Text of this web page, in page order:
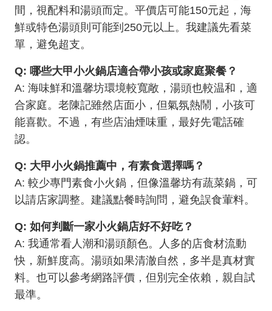
間，視配料和湯頭而定。平價店可能150元起，海
鮮或特色湯頭則可能到250元以上。我建議先看菜
單，避免超支。
Q: 哪些大甲小火鍋店適合帶小孩或家庭聚餐？
A: 海味鮮和溫馨坊環境較寬敞，湯頭也較温和，適
合家庭。老陳記雖然店面小，但氣氛熱鬧，小孩可
能喜歡。不過，有些店油煙味重，最好先電話確
認。
Q: 大甲小火鍋推薦中，有素食選擇嗎？
A: 較少專門素食小火鍋，但像溫馨坊有蔬菜鍋，可
以請店家調整。建議點餐時詢問，避免誤食葷料。
Q: 如何判斷一家小火鍋店好不好吃？
A: 我通常看人潮和湯頭顏色。人多的店食材流動
快，新鮮度高。湯頭如果清澈自然，多半是真材實
料。也可以參考網路評價，但別完全依賴，親自試
最準。